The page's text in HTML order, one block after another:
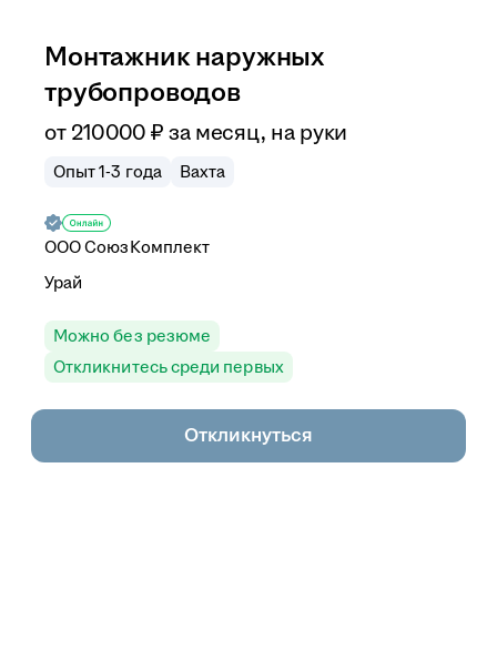
Монтажник наружных
трубопроводов
от 210 000 ₽ за месяц, на руки
Опыт 1-3 года Вахта
ОООСоюзКомплект
Урай
Можно без резюме
Откликнитесь среди первых
Откликнуться